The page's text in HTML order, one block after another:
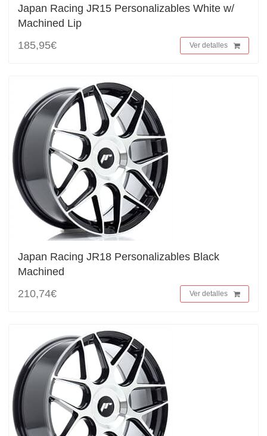
Japan Racing JR15 Personalizables White w/
Machined Lip
185,95€
Ver detalles
Japan Racing JR18 Personalizables Black
Machined
210,74€
Ver detalles